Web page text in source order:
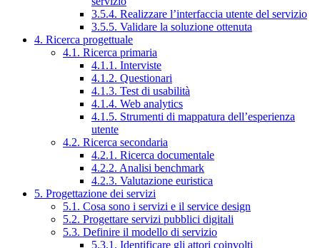
3.5.4. Realizzare l’interfaccia utente del servizio
3.5.5. Validare la soluzione ottenuta
4. Ricerca progettuale
4.1. Ricerca primaria
4.1.1. Interviste
4.1.2. Questionari
4.1.3. Test di usabilità
4.1.4. Web analytics
4.1.5. Strumenti di mappatura dell’esperienza
utente
4.2. Ricerca secondaria
4.2.1. Ricerca documentale
4.2.2. Analisi benchmark
4.2.3. Valutazione euristica
5. Progettazione dei servizi
5.1. Cosa sono i servizi e il service design
5.2. Progettare servizi pubblici digitali
5.3. Definire il modello di servizio
5.3.1. Identificare gli attori coinvolti